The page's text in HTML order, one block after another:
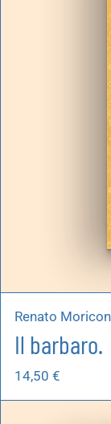
Renato
Il barbaro.
14,50 €